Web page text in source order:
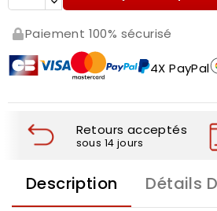
Paiement 100% sécurisé
4X PayPal
Retours acceptés
sous 14 jours
Description Détails